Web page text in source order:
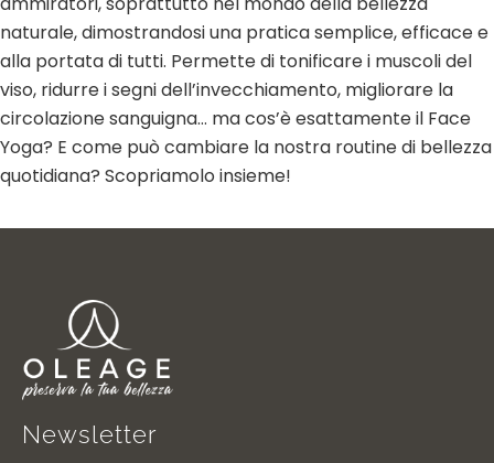
naturale, dimostrandosi una pratica semplice, efficace e
alla portata di tutti. Permette di tonificare i muscoli del
viso, ridurre i segni dell’invecchiamento, migliorare la
circolazione sanguigna… ma cos’è esattamente il Face
Yoga? E come può cambiare la nostra routine di bellezza
quotidiana? Scopriamolo insieme!
Newsletter